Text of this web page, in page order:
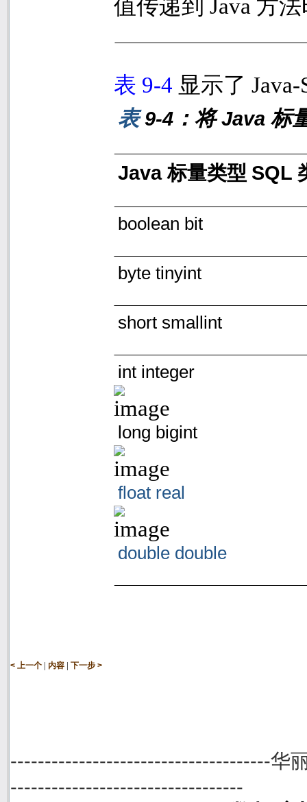
值传递到 Java 方
表 9-4 显示了
表9-4 ：将Java标
Java标量类型 SQL
boolean bit
byte tinyint
short smallint
int integer
long bigint
float real
double double
< 上一个 | 内容 | 下一步 >
--------------------------------------华
----------------------------------